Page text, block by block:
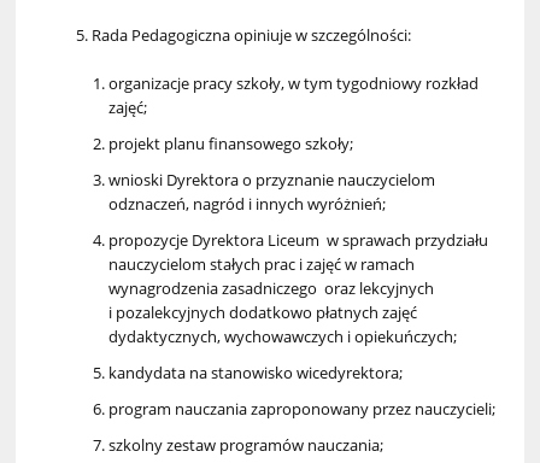
Rada Pedagogiczna opiniuje w szczególności:
organizacje pracy szkoły, w tym tygodniowy rozkład
zajęć;
projekt planu finansowego szkoły;
wnioski Dyrektora o przyznanie nauczycielom
odznaczeń, nagród i innych wyróżnień;
propozycje Dyrektora Liceum w sprawach przydziału
nauczycielom stałych prac i zajęć w ramach
wynagrodzenia zasadniczego oraz lekcyjnych
i pozalekcyjnych dodatkowo płatnych zajęć
dydaktycznych, wychowawczych i opiekuńczych;
kandydata na stanowisko wicedyrektora;
program nauczania zaproponowany przez nauczycieli;
szkolny zestaw programów nauczania;